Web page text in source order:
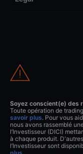
Soyez conscient(e) des
Toute opération de
savoir plus. Pour vous
nous avons rassemblé
l’Investisseur (DICI)
à chaque produit.
l’Investisseur sont